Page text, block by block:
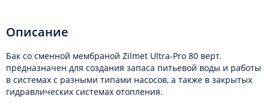
Описание
Бак со сменной мембраной Zilmet Ultra-Pro 80 верт.
предназначен для создания запаса питьевой воды и работы
в системах с разными типами насосов, а также в закрытых
гидравлических системах отопления.